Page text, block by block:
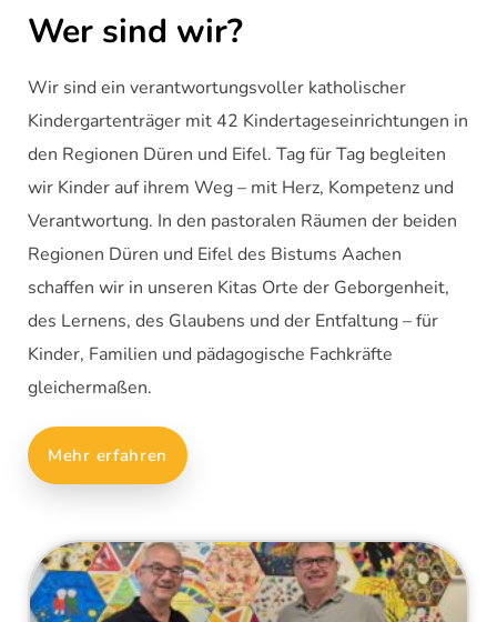
Wer sind wir?
Wir sind ein verantwortungsvoller katholischer
Kindergartenträger mit 42 Kindertageseinrichtungen in
den Regionen Düren und Eifel. Tag für Tag begleiten
wir Kinder auf ihrem Weg – mit Herz, Kompetenz und
Verantwortung. In den pastoralen Räumen der beiden
Regionen Düren und Eifel des Bistums Aachen
schaffen wir in unseren Kitas Orte der Geborgenheit,
des Lernens, des Glaubens und der Entfaltung – für
Kinder, Familien und pädagogische Fachkräfte
gleichermaßen.
Mehr erfahren